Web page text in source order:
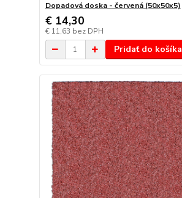
Dopadová doska - červená (50x50x5)
€ 14,30
€ 11,63 bez DPH
Pridať do košíka